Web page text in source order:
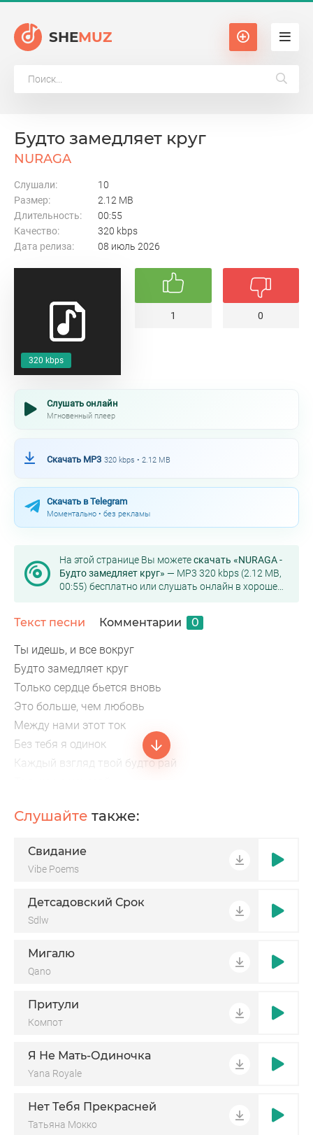
SHEMUZ
320 kbps
Будто замедляет круг
NURAGA
Слушали:
10
Размер:
2.12 MB
Длительность:
00:55
Качество:
320 kbps
Дата релиза:
08 июль 2026
1 0
Слушать онлайн
Мгновенный плеер
Скачать MP3 320 kbps • 2.12 MB
Скачать в Telegram
Моментально • без рекламы
На этой странице Вы можетескачать «NURAGA -
Будто замедляет круг» — MP3 320 kbps (2.12 MB,
00:55) бесплатно или слушать онлайн в хорошем
Текст песни Комментарии 0
Ты идешь, и все вокруг
Будто замедляет круг
Только сердце бьется вновь
Это больше, чем любовь
Между нами этот ток
Без тебя я одинок
Каждый взгляд твой будто рай
За тобой иду, родная
Моя роза, ты моя, сладкий ад внутри меня
Слушайте также:
Свидание
Vibe Poems
Детсадовский Срок
Sdlw
Мигалю
Qano
Притули
Компот
Я Не Мать-Одиночка
Yana Royale
Нет Тебя Прекрасней
Татьяна Мокко